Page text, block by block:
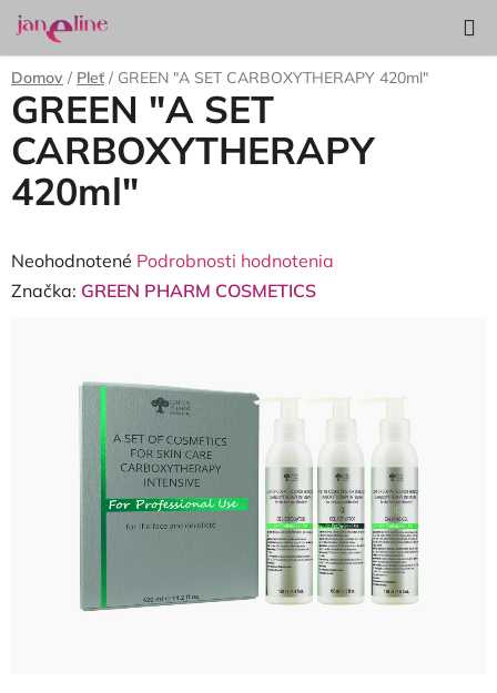
Prejsť
na
obsah
KOŠÍK
Domov / Pleť / GREEN "A SET CARBOXYTHERAPY 420ml"
GREEN "A SET
CARBOXYTHERAPY
420ml"
Priemerné
hodnotenie
hviezdičiek.
Neohodnotené Podrobnosti hodnotenia
Značka: GREEN PHARM COSMETICS